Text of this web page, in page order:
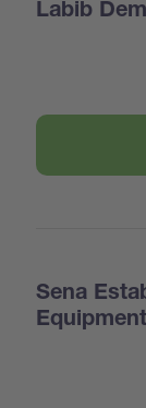
Labib
Sena